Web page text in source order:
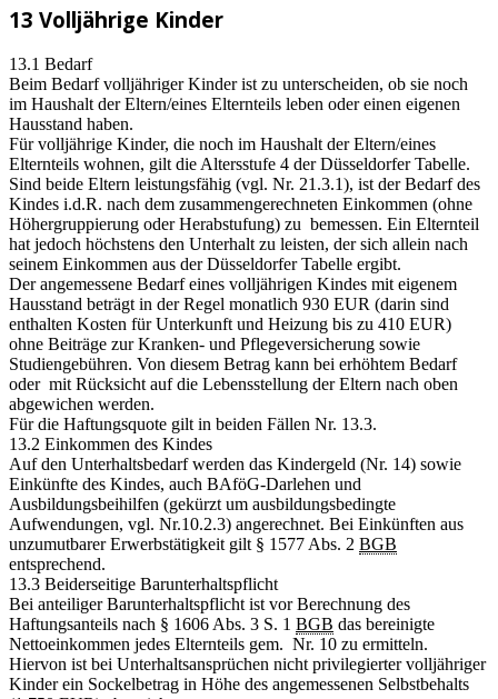
13 Volljährige Kinder
13.1 Bedarf
Beim Bedarf volljähriger Kinder ist zu unterscheiden, ob sie noch
im Haushalt der Eltern/eines Elternteils leben oder einen eigenen
Hausstand haben.
Für volljährige Kinder, die noch im Haushalt der Eltern/eines
Elternteils wohnen, gilt die Altersstufe 4 der Düsseldorfer Tabelle.
Sind beide Eltern leistungsfähig (vgl. Nr. 21.3.1), ist der Bedarf des
Kindes i.d.R. nach dem zusammengerechneten Einkommen (ohne
Höhergruppierung oder Herabstufung) zu bemessen. Ein Elternteil
hat jedoch höchstens den Unterhalt zu leisten, der sich allein nach
seinem Einkommen aus der Düsseldorfer Tabelle ergibt.
Der angemessene Bedarf eines volljährigen Kindes mit eigenem
Hausstand beträgt in der Regel monatlich 930 EUR (darin sind
enthalten Kosten für Unterkunft und Heizung bis zu 410 EUR)
ohne Beiträge zur Kranken- und Pflegeversicherung sowie
Studiengebühren. Von diesem Betrag kann bei erhöhtem Bedarf
oder mit Rücksicht auf die Lebensstellung der Eltern nach oben
abgewichen werden.
Für die Haftungsquote gilt in beiden Fällen Nr. 13.3.
13.2 Einkommen des Kindes
Auf den Unterhaltsbedarf werden das Kindergeld (Nr. 14) sowie
Einkünfte des Kindes, auch BAföG-Darlehen und
Ausbildungsbeihilfen (gekürzt um ausbildungsbedingte
Aufwendungen, vgl. Nr.10.2.3) angerechnet. Bei Einkünften aus
unzumutbarer Erwerbstätigkeit gilt § 1577 Abs. 2 BGB
entsprechend.
13.3 Beiderseitige Barunterhaltspflicht
Bei anteiliger Barunterhaltspflicht ist vor Berechnung des
Haftungsanteils nach § 1606 Abs. 3 S. 1 BGB das bereinigte
Nettoeinkommen jedes Elternteils gem. Nr. 10 zu ermitteln.
Hiervon ist bei Unterhaltsansprüchen nicht privilegierter volljähriger
Kinder ein Sockelbetrag in Höhe des angemessenen Selbstbehalts